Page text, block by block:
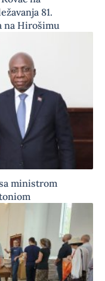
81.
na Hirošimu
ministrom